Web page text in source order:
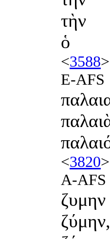
τὴν
ὁ
<3588>
E-AFS
<3820>
A-AFS
ζυμην
ζύμην,